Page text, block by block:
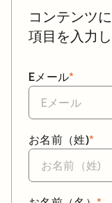
コンテンツ
項目を入力
*
Eメール
*
お名前（姓)